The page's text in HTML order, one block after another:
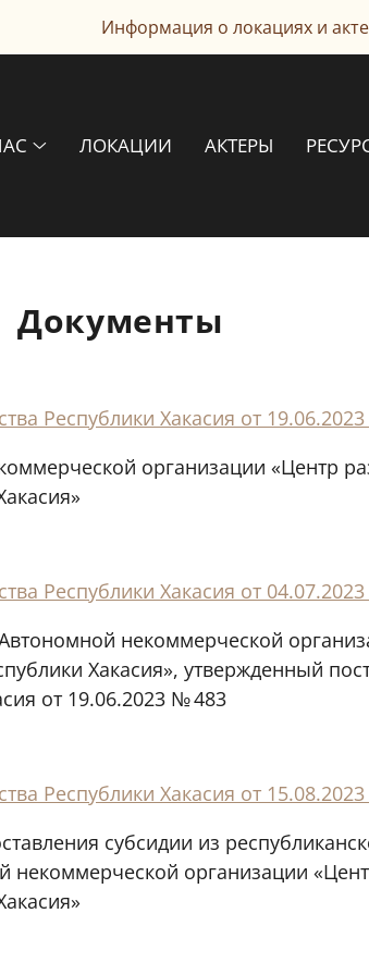
ЛОКАЦИИ АКТЕРЫ
Документы
Республики Хакасия от
организации «Центр
Республики Хакасия от
некоммерческой
Хакасия», утвержденный
от 19.06.2023 № 483
Республики Хакасия от
субсидии из
некоммерческой организации
Информация о локациях и